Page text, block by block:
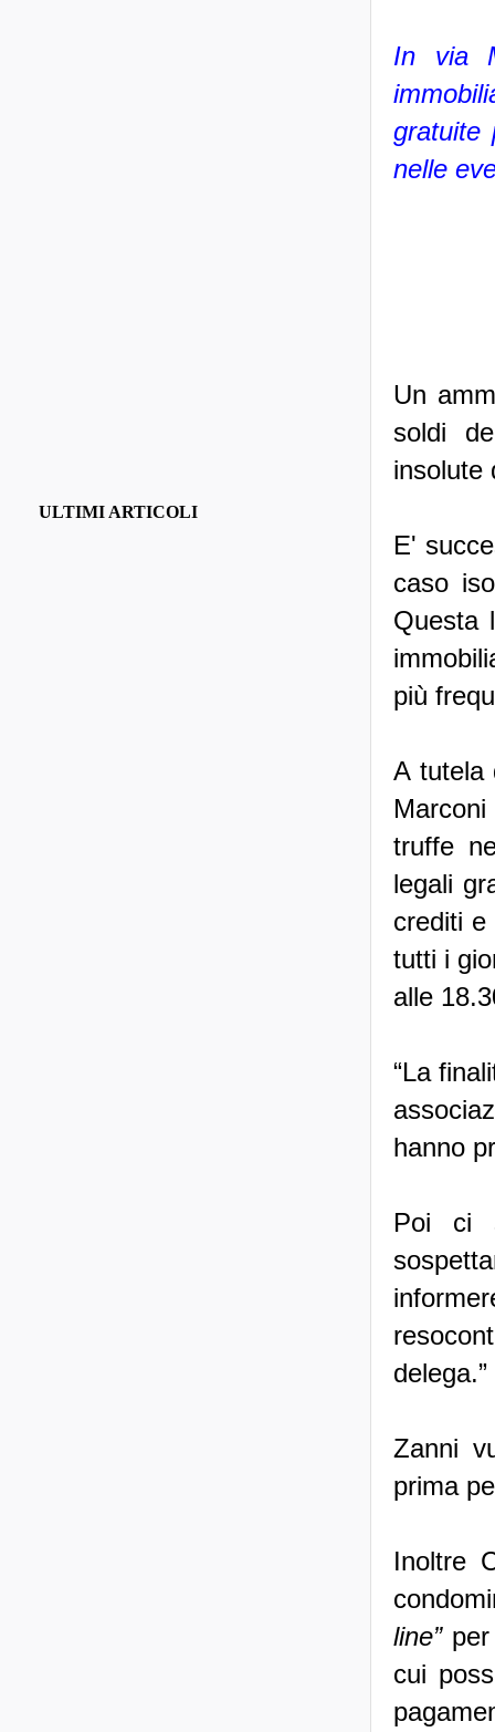
In via
gratuite
nelle
Un
soldi
insolute
E'
caso
Questa
più
A tutela
truffe
legali
crediti e
tutti i
alle
“La
hanno
Poi ci
delega.”
Zanni
prima
Inoltre
line”per
cui
ULTIMI ARTICOLI